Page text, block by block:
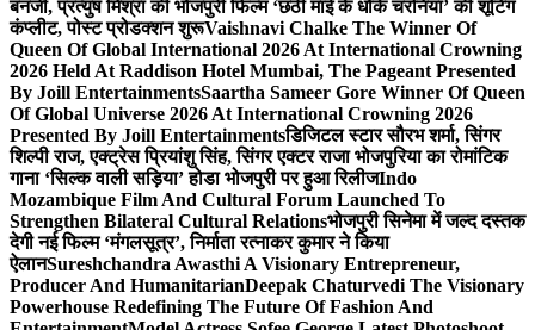
बनर्जी, प्रत्युष मिश्रा की भोजपुरी फिल्म ‘छठी माई के धोके चरनिया’ की शूटिंग
कंप्लीट, पोस्ट प्रोडक्शन शुरूVaishnavi Chalke The Winner Of
Queen Of Global International 2026 At International Crowning
2026 Held At Raddison Hotel Mumbai, The Pageant Presented
By Joill EntertainmentsSaartha Sameer Gore Winner Of Queen
Of Global Universe 2026 At International Crowning 2026
Presented By Joill Entertainmentsडिजिटल स्टार सौरभ शर्मा, सिंगर
शिल्पी राज, एक्ट्रेस प्रियांशु सिंह, सिंगर एक्टर राजा भोजपुरिया का रोमांटिक
गाना ‘सिल्क वाली सड़िया’ होडा भोजपुरी पर हुआ रिलीजIndo
Mozambique Film And Cultural Forum Launched To
Strengthen Bilateral Cultural Relationsभोजपुरी सिनेमा में जल्द दस्तक
देगी नई फिल्म ‘मंगलसूत्र’, निर्माता रत्नाकर कुमार ने किया
ऐलानSureshchandra Awasthi A Visionary Entrepreneur,
Producer And HumanitarianDeepak Chaturvedi The Visionary
Powerhouse Redefining The Future Of Fashion And